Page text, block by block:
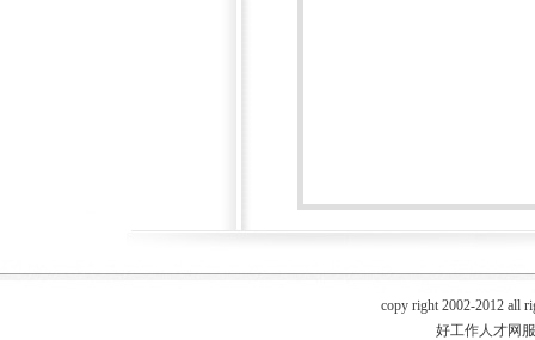
copy right 2002-2012 all
好工作人才网